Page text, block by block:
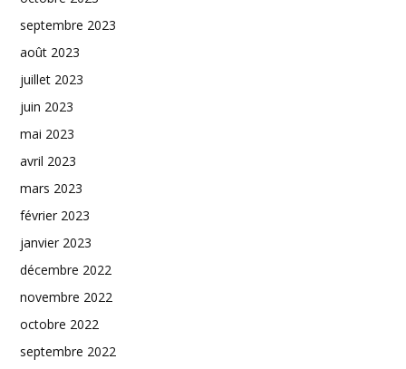
septembre 2023
août 2023
juillet 2023
juin 2023
mai 2023
avril 2023
mars 2023
février 2023
janvier 2023
décembre 2022
novembre 2022
octobre 2022
septembre 2022